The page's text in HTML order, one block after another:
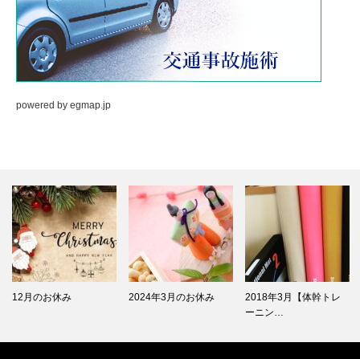
powered by egmap.jp
12月のお休み 2024年3月のお休み
2018年3月【体幹トレ
ーニン…